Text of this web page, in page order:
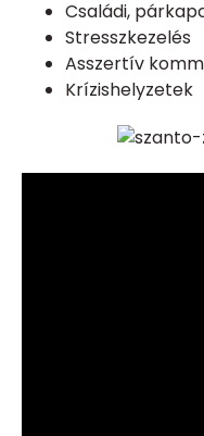
Családi,
Stresszkezelés
Asszertív
Krízishelyzetek